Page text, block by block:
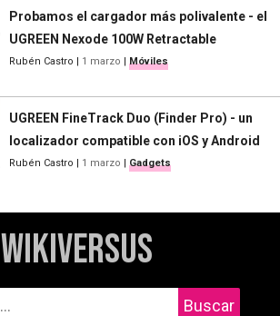
Probamos el cargador más polivalente - el
UGREEN Nexode 100W Retractable
Rubén Castro | 1 marzo | Móviles
UGREEN FineTrack Duo (Finder Pro) - un
localizador compatible con iOS y Android
Rubén Castro | 1 marzo | Gadgets
WikiVersus
Buscar